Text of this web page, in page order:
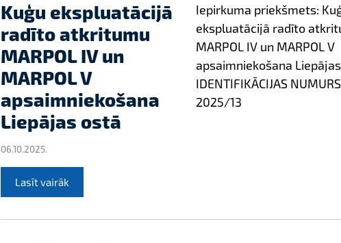
Kuģu ekspluatācijā
radīto atkritumu
MARPOL IV un
MARPOL V
apsaimniekošana
Liepājas ostā
06.10.2025.
Lasīt vairāk
Iepirkuma priekšmets:
ekspluatācijā radīto
MARPOL IV un MARPOL V
apsaimniekošana
IDENTIFIKĀCIJAS
2025/13